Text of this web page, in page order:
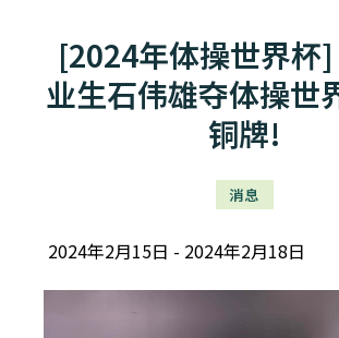
[2024年体操世界杯
业生石伟雄夺体操世
铜牌!
消息
2024年2月15日 2024年2月18日